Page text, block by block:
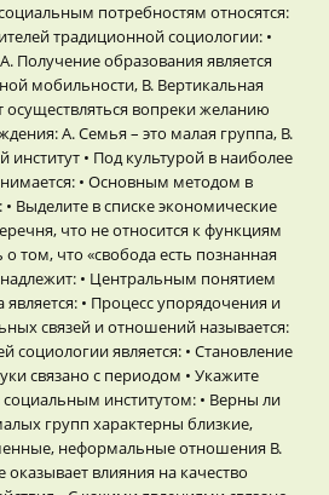
потребностям относятся:
традиционной социологии: •
Получение образования является
мобильности, B. Вертикальная
вопреки желанию
A. Семья – это малая группа, B.
• Под культурой в наиболее
• Основным методом в
• Выделите в списке экономические
что не относится к функциям
том, что «свобода есть познанная
• Центральным понятием
• Процесс упорядочения и
связей и отношений называется:
социологии является: • Становление
связано с периодом • Укажите
институтом: • Верны ли
групп характерны близкие,
неформальные отношения B.
влияния на качество